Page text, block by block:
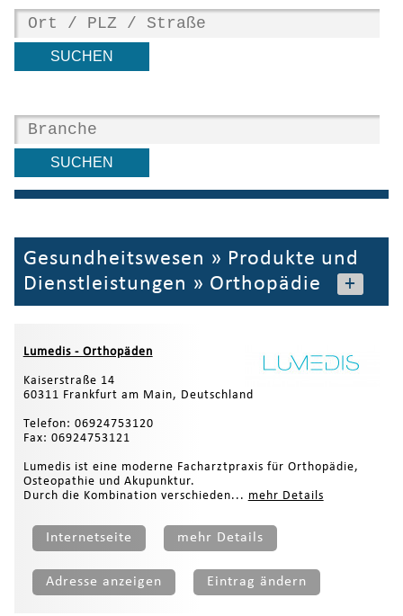
Gesundheitswesen » Produkte und
Dienstleistungen » Orthopädie +
Lumedis - Orthopäden
Kaiserstraße 14
60311 Frankfurt am Main, Deutschland
Telefon: 06924753120
Fax: 06924753121
Lumedis ist eine moderne Facharztpraxis für Orthopädie,
Osteopathie und Akupunktur.
Durch die Kombination verschieden... mehr Details
Internetseite mehr Details
Adresse anzeigen Eintrag ändern